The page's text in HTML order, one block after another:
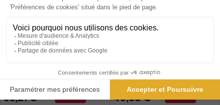
Passion Cartes Créatives
36,90 €
33,21 € -10%
1 an
83,20 €
49,68 € -40%